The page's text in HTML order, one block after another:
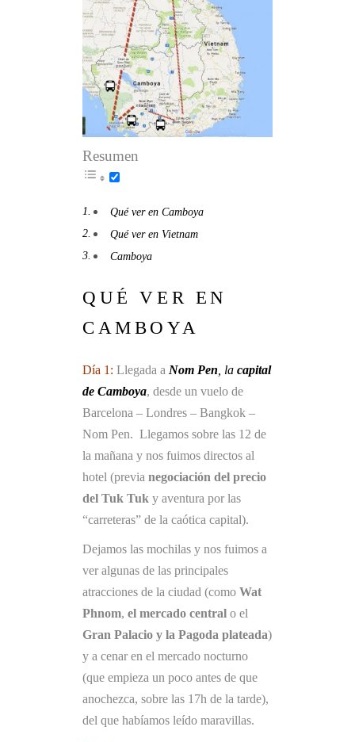
Resumen
Qué ver en Camboya
Qué ver en Vietnam
Camboya
QUÉ VER EN
CAMBOYA
Día 1: Llegada a Nom Pen , la capital
de Camboya, desde un vuelo de
Barcelona – Londres – Bangkok –
Nom Pen. Llegamos sobre las 12 de
la mañana y nos fuimos directos al
hotel (previa negociación del precio
del Tuk Tuk y aventura por las
“carreteras” de la caótica capital).
Dejamos las mochilas y nos fuimos a
ver algunas de las principales
atracciones de la ciudad (como Wat
Phnom, el mercado central o el
Gran Palacio y la Pagoda plateada)
y a cenar en el mercado nocturno
(que empieza un poco antes de que
anochezca, sobre las 17h de la tarde),
del que habíamos leído maravillas.